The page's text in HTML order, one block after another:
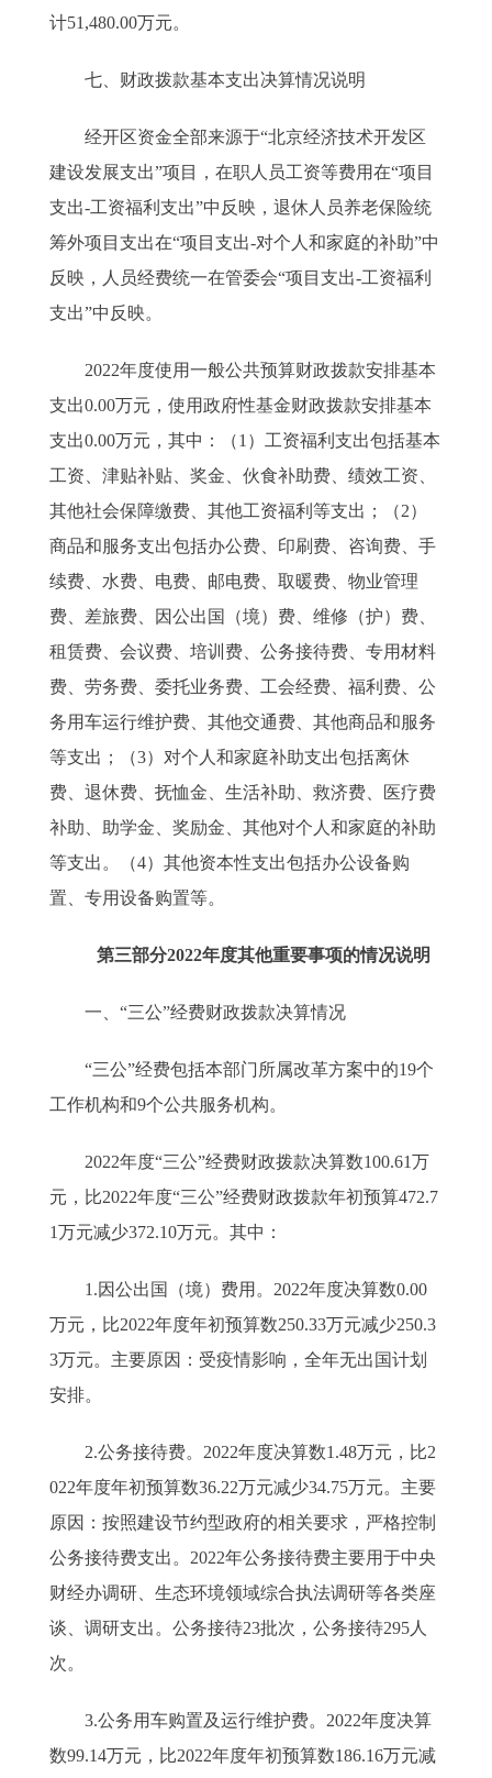
计51,480.00万元。
七、财政拨款基本支出决算情况说明
经开区资金全部来源于“北京经济技术开发区
建设发展支出”项目，在职人员工资等费用在“项目
支出-工资福利支出”中反映，退休人员养老保险统
筹外项目支出在“项目支出-对个人和家庭的补助”中
反映，人员经费统一在管委会“项目支出-工资福利
支出”中反映。
2022年度使用一般公共预算财政拨款安排基本
支出0.00万元，使用政府性基金财政拨款安排基本
支出0.00万元，其中：（1）工资福利支出包括基本
工资、津贴补贴、奖金、伙食补助费、绩效工资、
其他社会保障缴费、其他工资福利等支出；（2）
商品和服务支出包括办公费、印刷费、咨询费、手
续费、水费、电费、邮电费、取暖费、物业管理
费、差旅费、因公出国（境）费、维修（护）费、
租赁费、会议费、培训费、公务接待费、专用材料
费、劳务费、委托业务费、工会经费、福利费、公
务用车运行维护费、其他交通费、其他商品和服务
等支出；（3）对个人和家庭补助支出包括离休
费、退休费、抚恤金、生活补助、救济费、医疗费
补助、助学金、奖励金、其他对个人和家庭的补助
等支出。（4）其他资本性支出包括办公设备购
置、专用设备购置等。
第三部分2022年度其他重要事项的情况说明
一、“三公”经费财政拨款决算情况
“三公”经费包括本部门所属改革方案中的19个
工作机构和9个公共服务机构。
2022年度“三公”经费财政拨款决算数100.61万
元，比2022年度“三公”经费财政拨款年初预算472.7
1万元减少372.10万元。其中：
1.因公出国（境）费用。2022年度决算数0.00
万元，比2022年度年初预算数250.33万元减少250.3
3万元。主要原因：受疫情影响，全年无出国计划
安排。
2.公务接待费。2022年度决算数1.48万元，比2
022年度年初预算数36.22万元减少34.75万元。主要
原因：按照建设节约型政府的相关要求，严格控制
公务接待费支出。2022年公务接待费主要用于中央
财经办调研、生态环境领域综合执法调研等各类座
谈、调研支出。公务接待23批次，公务接待295人
次。
3.公务用车购置及运行维护费。2022年度决算
数99.14万元，比2022年度年初预算数186.16万元减